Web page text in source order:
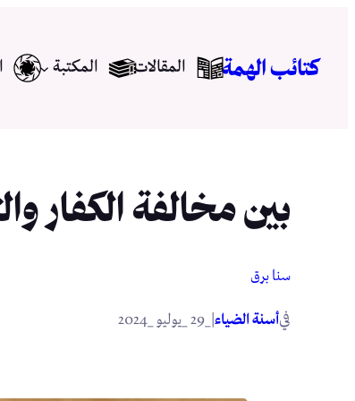
المحتوىكتائب الهمة المقالات المكتبة
بين مخالفة الكفار
سنا برق
فيأسنة الضياء